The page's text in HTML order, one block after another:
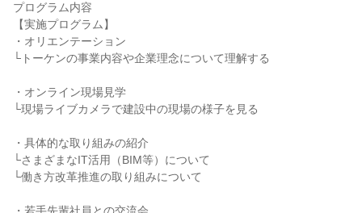
プログラム内容
【実施プログラム】
・オリエンテーション
└トーケンの事業内容や企業理念について理解する
・オンライン現場見学
└現場ライブカメラで建設中の現場の様子を見る
・具体的な取り組みの紹介
└さまざまなIT活用（BIM等）について
└働き方改革推進の取り組みについて